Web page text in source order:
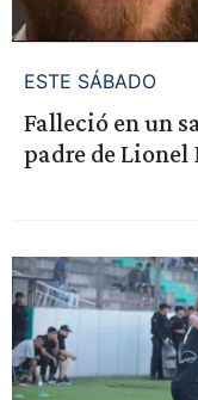
ESTE SÁBADO
Falleció en un
padre de Lionel